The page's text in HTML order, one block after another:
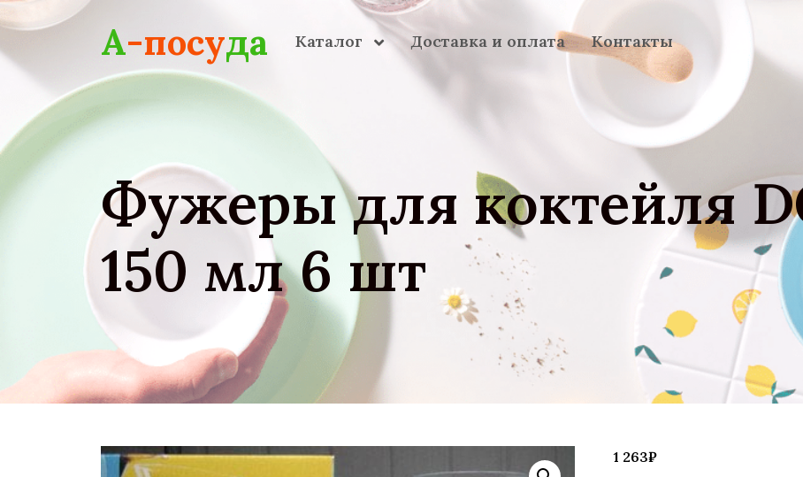
Skip to main content
А-посуда Каталог Доставка и оплата Контакты
Фужеры для коктейля
150 мл 6 шт
1 263₽